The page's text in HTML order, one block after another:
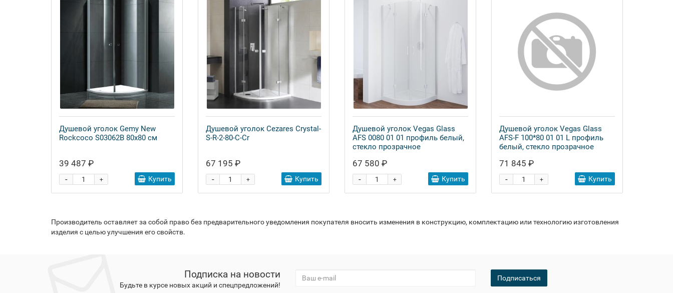
Душевой уголок Gemy New
Rockcoco S03062B 80x80 см
39 487 ₽
+
- Купить
Душевой уголок Cezares Crystal-
S-R-2-80-C-Cr
67 195 ₽
+
- Купить
Душевой уголок Vegas Glass
AFS 0080 01 01 профиль белый,
стекло прозрачное
67 580 ₽
+
- Купить
Душевой уголок Vegas Glass
AFS-F 100*80 01 01 L профиль
белый, стекло прозрачное
71 845 ₽
+
- Купить
Производитель оставляет за собой право без предварительного уведомления покупателя вносить изменения в конструкцию, комплектацию или технологию изготовления
изделия с целью улучшения его свойств.
Подписка на новости
Будьте в курсе новых акций и спецпредложений!
Подписаться